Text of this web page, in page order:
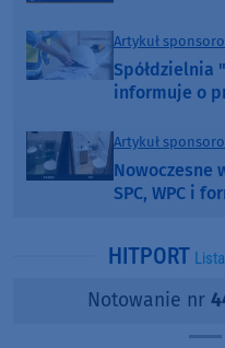
Artykuł
Spółdzielnia
informuje o
Artykuł
Nowoczesne
SPC, WPC i
HITPORT
Notowanie nr